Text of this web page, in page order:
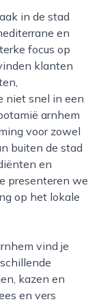
en
focus op
klanten
niet snel in een
arnhem
voor zowel
buiten de stad
en
presenteren we
op het lokale
kazen en
en vers